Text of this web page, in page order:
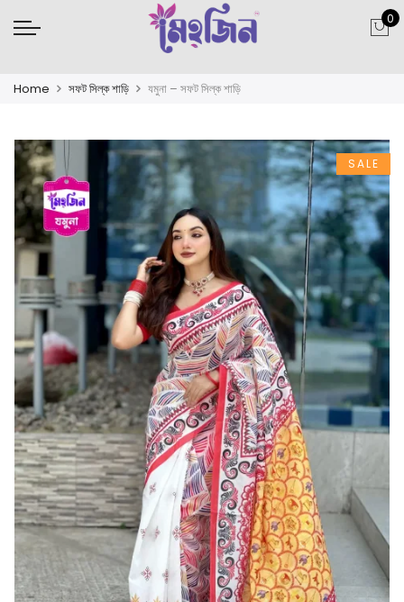
0
Home সফট সিল্ক শাড়ি যমুনা – সফট সিল্ক শাড়ি
SALE